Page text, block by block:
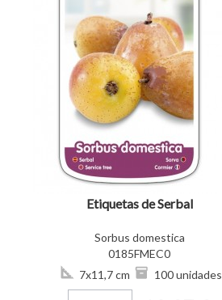
Etiquetas de Serbal
Sorbus domestica
0185FMEC0
7x11,7 cm
100 unidades